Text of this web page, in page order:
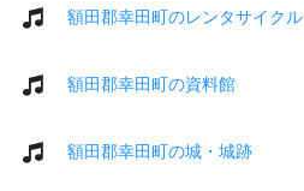
額田郡幸田町のレンタサイクル
額田郡幸田町の資料館
額田郡幸田町の城・城跡